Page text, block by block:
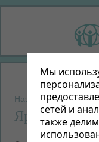
Назад к новостям
Ярмарка
Мы
сетей и
также